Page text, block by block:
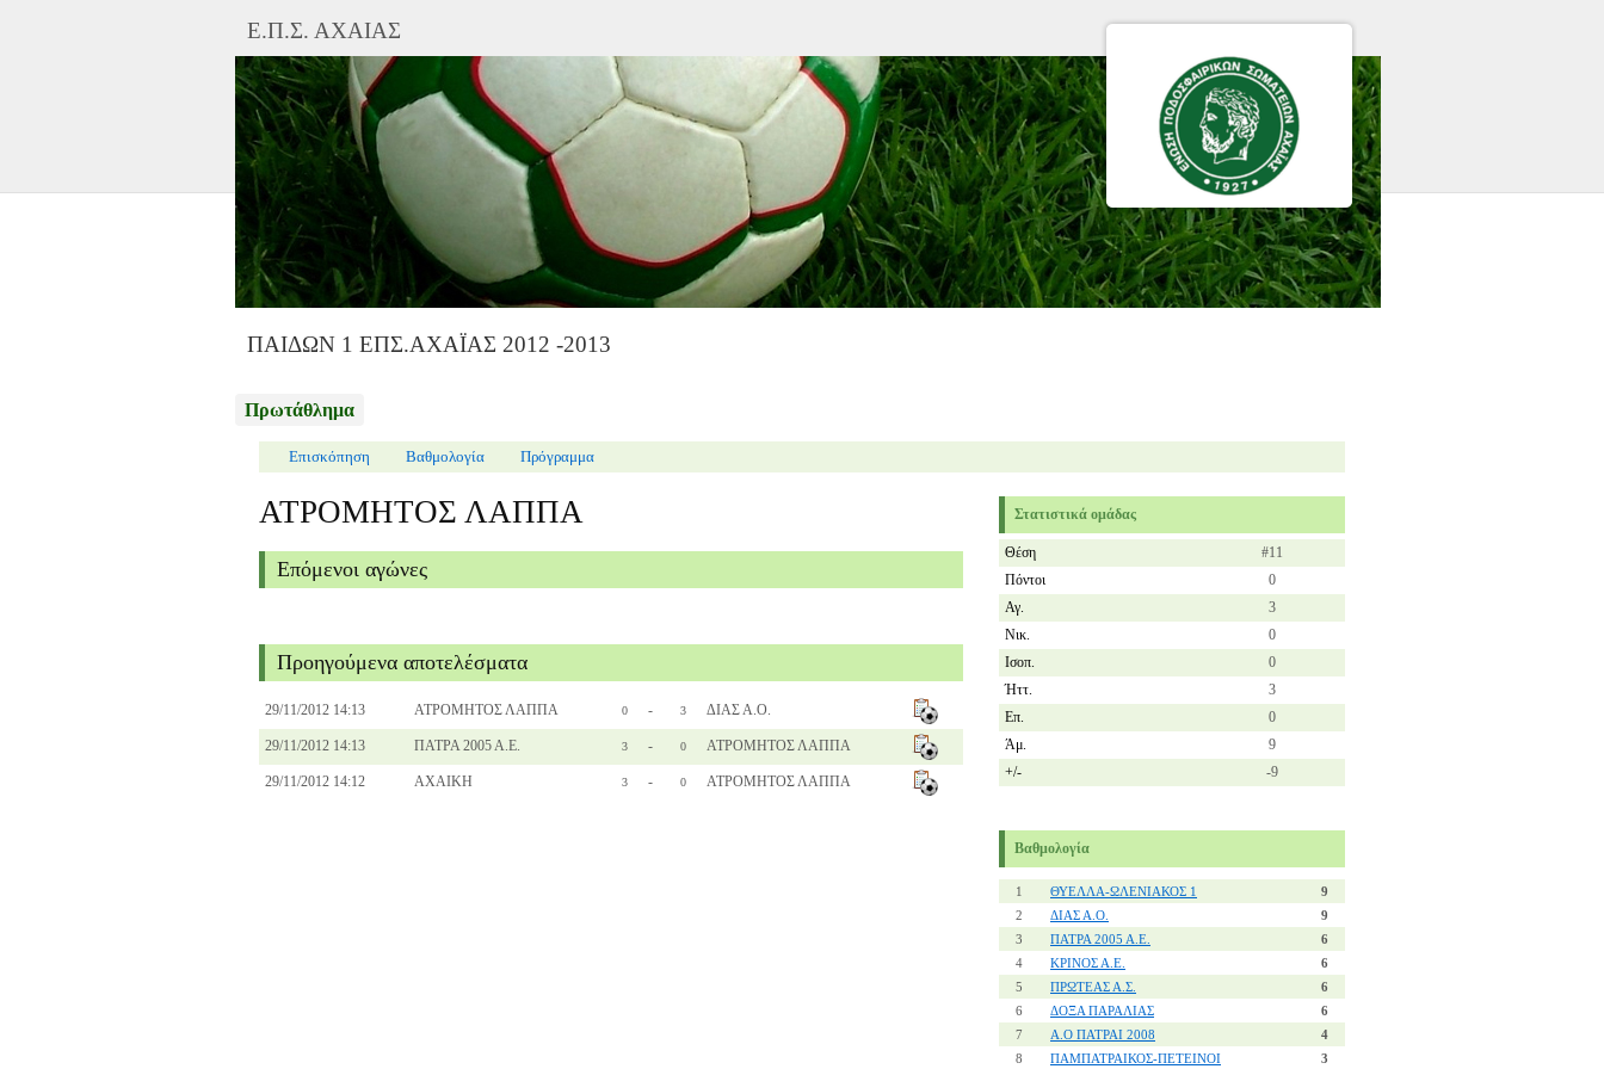
Ε.Π.Σ. ΑΧΑΙΑΣ
ΠΑΙΔΩΝ 1 ΕΠΣ.ΑΧΑΪΑΣ 2012 -2013
Πρωτάθλημα
Επισκόπηση Βαθμολογία Πρόγραμμα
ΑΤΡΟΜΗΤΟΣ ΛΑΠΠΑ
Επόμενοι αγώνες
Προηγούμενα αποτελέσματα
29/11/2012 14:13 ΑΤΡΟΜΗΤΟΣ ΛΑΠΠΑ 0 - 3 ΔΙΑΣ Α.Ο.
29/11/2012 14:13 ΠΑΤΡΑ 2005 Α.Ε. 3 - 0 ΑΤΡΟΜΗΤΟΣ ΛΑΠΠΑ
29/11/2012 14:12 ΑΧΑΙΚΗ 3 - 0 ΑΤΡΟΜΗΤΟΣ ΛΑΠΠΑ
Στατιστικά ομάδας
Θέση
#11
Πόντοι
0
Αγ.
3
Νικ.
0
Ισοπ.
0
Ήττ.
3
Επ.
0
Άμ.
9
+/-
-9
Βαθμολογία
1 ΘΥΕΛΛΑ-ΩΛΕΝΙΑΚΟΣ 1
9
2
ΔΙΑΣ Α.Ο.
9
3
ΠΑΤΡΑ 2005 Α.Ε.
6
4
ΚΡΙΝΟΣ Α.Ε.
6
5
ΠΡΩΤΕΑΣ Α.Σ.
6
6
ΔΟΞΑ ΠΑΡΑΛΙΑΣ
6
7
Α.Ο ΠΑΤΡΑΙ 2008
4
8
ΠΑΜΠΑΤΡΑΙΚΟΣ-ΠΕΤΕΙΝΟΙ 3